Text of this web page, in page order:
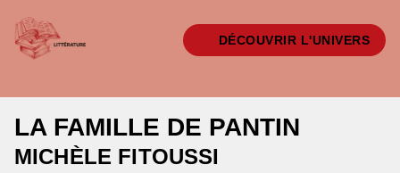
DÉCOUVRIR L'UNIVERS
LA FAMILLE DE PANTIN
MICHÈLE FITOUSSI